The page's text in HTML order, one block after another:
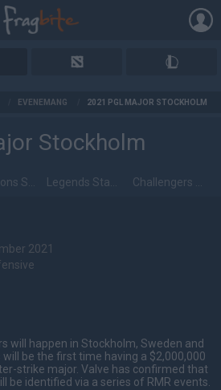
EVENEMANG 2021 PGL MAJOR STOCKHOLM
Stockholm
2021
will happen in Stockholm, Sweden and
will be the first time having a $2,000,000
strike major. Valve has confirmed that
be identified via a series of RMR events.